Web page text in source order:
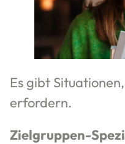
Es gibt
erfordern.
Zielgruppen-